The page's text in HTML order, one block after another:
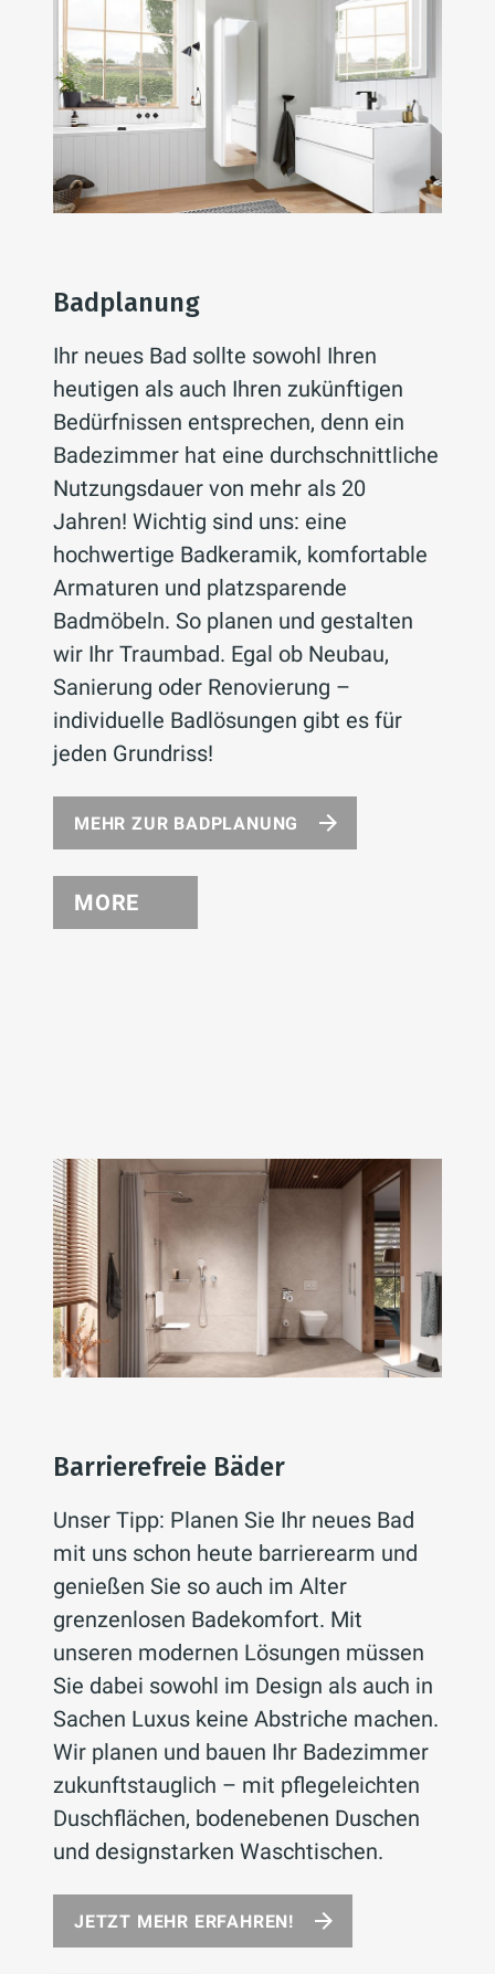
Badplanung
Ihr neues Bad sollte sowohl Ihren
heutigen als auch Ihren zukünftigen
Bedürfnissen entsprechen, denn ein
Badezimmer hat eine durchschnittliche
Nutzungsdauer von mehr als 20
Jahren! Wichtig sind uns: eine
hochwertige Badkeramik, komfortable
Armaturen und platzsparende
Badmöbeln. So planen und gestalten
wir Ihr Traumbad. Egal ob Neubau,
Sanierung oder Renovierung –
individuelle Badlösungen gibt es für
jeden Grundriss!
MEHR ZUR BADPLANUNG
MORE
Barrierefreie Bäder
Unser Tipp: Planen Sie Ihr neues Bad
mit uns schon heute barrierearm und
genießen Sie so auch im Alter
grenzenlosen Badekomfort. Mit
unseren modernen Lösungen müssen
Sie dabei sowohl im Design als auch in
Sachen Luxus keine Abstriche machen.
Wir planen und bauen Ihr Badezimmer
zukunftstauglich – mit pflegeleichten
Duschflächen, bodenebenen Duschen
und designstarken Waschtischen.
JETZT MEHR ERFAHREN!